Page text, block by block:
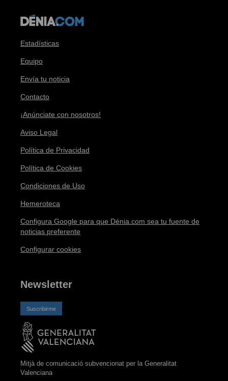
Estadísticas
Equipo
Envía tu noticia
Contacto
¡Anúnciate con nosotros!
Aviso Legal
Política de Privacidad
Política de Cookies
Condiciones de Uso
Hemeroteca
Configura Google para que Dénia.com sea tu fuente de
noticias preferente
Configurar cookies
Newsletter
Suscribirme
Mitjà de comunicació subvencionat per la Generalitat
Valenciana